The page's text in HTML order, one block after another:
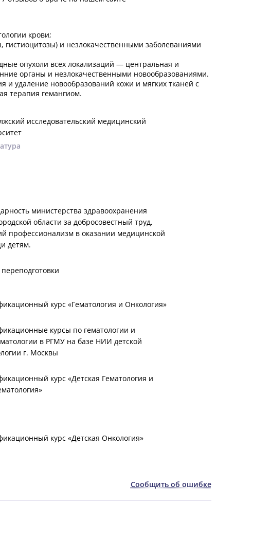
крови;
и незлокачественными заболеваниями
опухоли всех локализаций — центральная и
органы и незлокачественными новообразованиями.
удаление новообразований кожи и мягких тканей с
терапия гемангиом.
исследовательский медицинский
министерства здравоохранения
области за добросовестный труд,
профессионализм в оказании медицинской
детям.
курс «Гематология и Онкология»
курсы по гематологии и
в РГМУ на базе НИИ детской
г. Москвы
курс «Детская Гематология и
курс «Детская Онкология»
Сообщить об ошибке